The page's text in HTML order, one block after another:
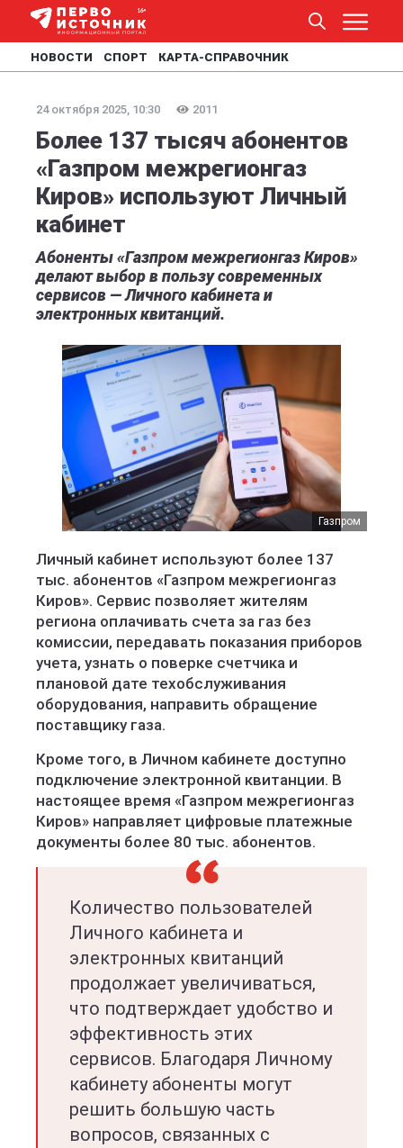
НОВОСТИ СПОРТ КАРТА-СПРАВОЧНИК
24 октября 2025, 10:30 2011
Более 137 тысяч абонентов
«Газпром межрегионгаз
Киров» используют Личный
кабинет
Абоненты «Газпром межрегионгаз Киров»
делают выбор в пользу современных
сервисов — Личного кабинета и
электронных квитанций.
Газпром
Личный кабинет используют более 137
тыс. абонентов «Газпром межрегионгаз
Киров». Сервис позволяет жителям
региона оплачивать счета за газ без
комиссии, передавать показания приборов
учета, узнать о поверке счетчика и
плановой дате техобслуживания
оборудования, направить обращение
поставщику газа.
Кроме того, в Личном кабинете доступно
подключение электронной квитанции. В
настоящее время «Газпром межрегионгаз
Киров» направляет цифровые платежные
документы более 80 тыс. абонентов.
Количество пользователей
Личного кабинета и
электронных квитанций
продолжает увеличиваться,
что подтверждает удобство и
эффективность этих
сервисов. Благодаря Личному
кабинету абоненты могут
решить большую часть
вопросов, связанных с